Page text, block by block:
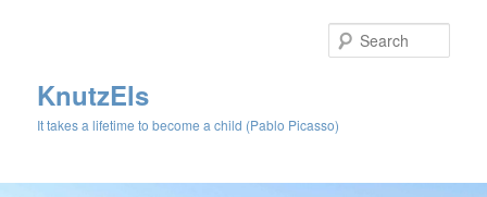
KnutzEls
It takes a lifetime to become a child (Pablo Picasso)